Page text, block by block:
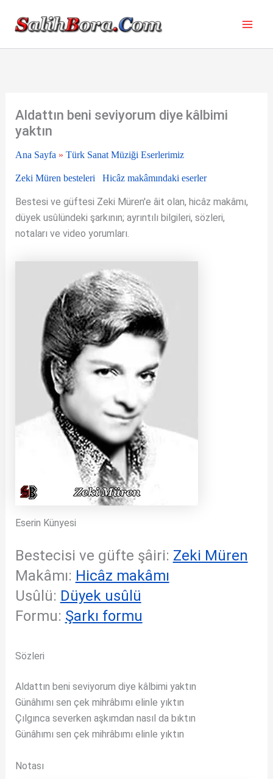
Aldattın beni seviyorum diye kâlbimi
yaktın
Ana Sayfa » Türk Sanat Müziği Eserlerimiz
Zeki Müren besteleri Hicâz makâmındaki eserler
Bestesi ve güftesi Zeki Müren'e âit olan, hicâz makâmı,
düyek usûlündeki şarkının; ayrıntılı bilgileri, sözleri,
notaları ve video yorumları.
Eserin Künyesi
Bestecisi ve güfte şâiri: Zeki Müren
Makâmı: Hicâz makâmı
Usûlü: Düyek usûlü
Formu: Şarkı formu
Sözleri
Aldattın beni seviyorum diye kâlbimi yaktın
Günâhımı sen çek mihrâbımı elinle yıktın
Çılgınca severken aşkımdan nasıl da bıktın
Günâhımı sen çek mihrâbımı elinle yıktın
Notası